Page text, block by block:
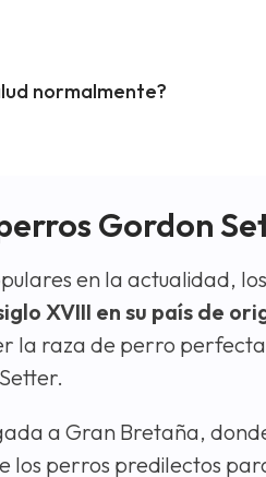
normalmente?
Gordon
en la actualidad,
XVIII en su país de
la raza de perro
a Gran Bretaña,
los perros predilectos